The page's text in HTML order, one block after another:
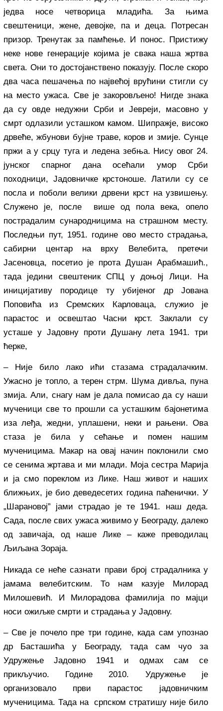
једва носе четворица младића. За њима
свештеници, жене, девојке, па и деца. Потресан
призор. Тренутак за памћење. И понос. Пристижу
неке нове генерације којима је свака наша жртва
света. Они то достојанствено показују. После скоро
два часа пешачења по највећој врућини стигли су
на место ужаса. Све је закоровљено! Нигде знака
да су овде недужни Срби и Јевреји, масовно у
смрт одлазили усташком камом. Шипражје, високо
дрвеће, жбунови бујне траве, коров и змије. Сунце
пржи а у срцу туга и ледена зебња. Нису овог 24.
јунског спарног дана осећали умор Срби
походници, Јадовничке крстоноше. Латили су се
посла и поболи велики дрвени крст на узвишењу.
Служено је, после више од пола века, опело
пострадалим сународницима на страшном месту.
Последњи пут, 1951. године ово место страдања,
сабирни центар на врху Велебита, претечи
Јасеновца, посетио је прота Душан Арабмашић.,
тада једини свештеник СПЦ у доњој Лици. На
иницијативу породице ту убијеног др Јована
Поповића из Сремских Карловаца, служио је
парастос и освештао Часни крст. Заклали су
усташе у Јадовну проти Душану лета 1941. три
ћерке,
– Није било лако ићи стазама страдалачким.
Ужасно је топло, а терен стрм. Шума дивља, пуна
змија. Али, снагу нам је дала помисао да су наши
мученици све то прошли са усташким бајонетима
иза леђа, жедни, уплашени, неки и рањени. Ова
стаза је била у сећање и помен нашим
мученицима. Макар на овај начин поклонили смо
се сенима жртава и ми млади. Моја сестра Марија
и ја смо пореклом из Лике. Наш живот и наших
ближњих, је био деведесетих година паћенички. У
„Шарановој” јами страдао је те 1941. наш деда.
Сада, после свих ужаса живимо у Београду, далеко
од завичаја, од наше Лике – каже преводилац
Љиљана Зораја.
Никада се неће сазнати прави број страдалника у
јамама велебитским. То нам казује Милорад
Милошевић. И Милорадова фамилија по мајци
носи ожиљке смрти и страдања у Јадовну.
– Све је почело пре три године, када сам упознао
др Басташића у Београду, тада сам чуо за
Удружење Јадовно 1941 и одмах сам се
прикључио. Године 2010. Удружење је
организовало први парастос јадовничким
мученицима. Тада на српском стратишу није било